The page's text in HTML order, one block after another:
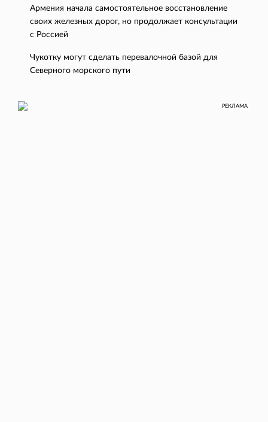
Армения начала самостоятельное восстановление
своих железных дорог, но продолжает консультации
с Россией
Чукотку могут сделать перевалочной базой для
Северного морского пути
РЕКЛАМА